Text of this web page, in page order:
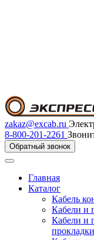
zakaz@excab.ru
8-800-201-2261
Обратный звонок
Главная
Каталог
Кабель
Кабели и
Кабели и
прокладки